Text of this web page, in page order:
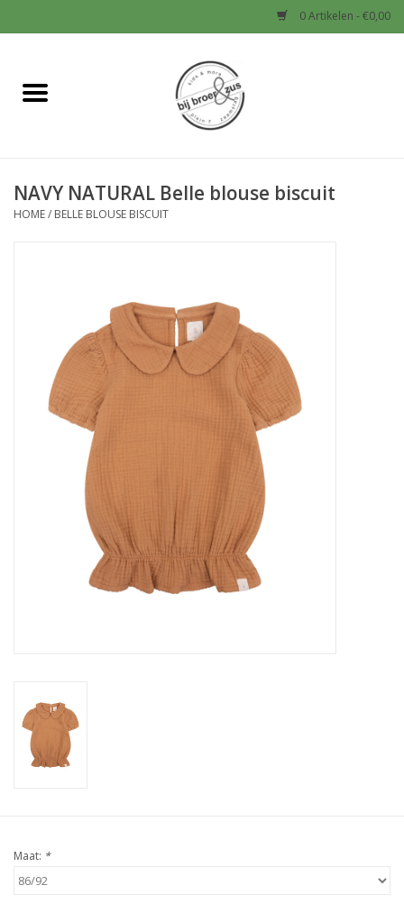
0 Artikelen - €0,00
Home
Baby
Schoenen en Tassen
Cadeaubonnen
NAVY NATURAL Belle blouse biscuit
HOME/ BELLE BLOUSE BISCUIT
Maat: *